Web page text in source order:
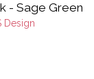
- Sage Green
Design